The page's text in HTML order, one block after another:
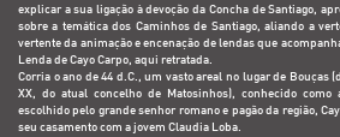
explicar a sua ligação à devoção da Concha de Santiago,
sobre a temática dos Caminhos de Santiago, aliando a
vertente da animação e encenação de lendas que
Lenda de Cayo Carpo, aqui retratada.
Corria o ano de 44 d.C., um vasto areal no lugar de Bouças
XX, do atual concelho de Matosinhos), conhecido
escolhido pelo grande senhor romano e pagão da região,
seu casamento com a jovem Claudia Loba.